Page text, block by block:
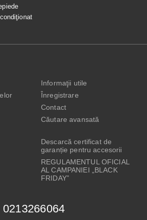
0213266064
Informaţii utile
Înregistrare
Contact
Căutare avansată
Descarcă certificat de
garanție pentru accesorii
REGULAMENTUL OFICIAL
AL CAMPANIEI „BLACK
FRIDAY”